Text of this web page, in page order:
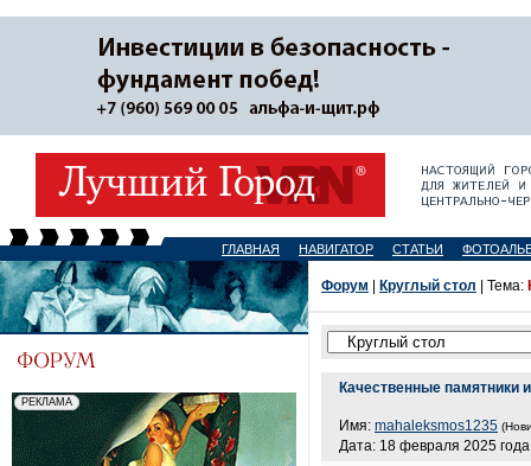
ГЛАВНАЯ НАВИГАТОР СТАТЬИ
Форум Круглый стол | Тема:
Качественные памятники
Имя: mahaleksmos1235
Дата: 18 февраля 2025